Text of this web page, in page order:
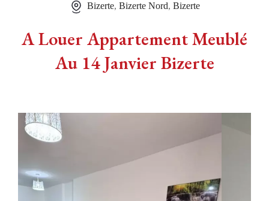
Bizerte, Bizerte Nord, Bizerte
A Louer Appartement Meublé
Au 14 Janvier Bizerte